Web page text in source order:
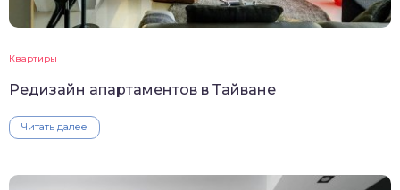
Квартиры
Редизайн апартаментов в Тайване
Читать далее